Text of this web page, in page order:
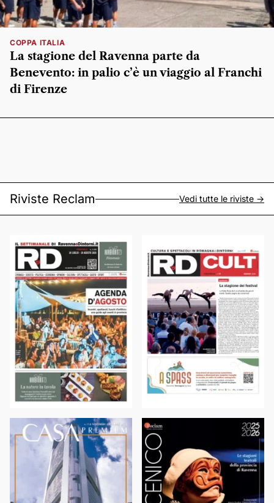
COPPA ITALIA
La stagione del Ravenna parte da
Benevento: in palio c’è un viaggio al Franchi
di Firenze
Riviste Reclam Vedi tutte le riviste ->